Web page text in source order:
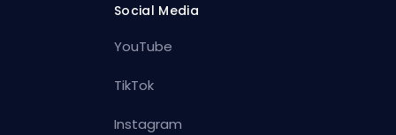
Social Media
YouTube
TikTok
Instagram